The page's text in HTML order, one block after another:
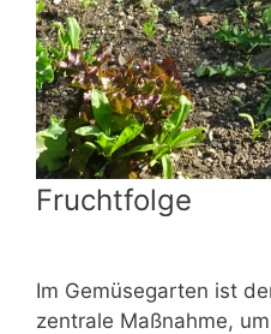
Fruchtfolge
Im Gemüsegarten ist
zentrale Maßnahme,